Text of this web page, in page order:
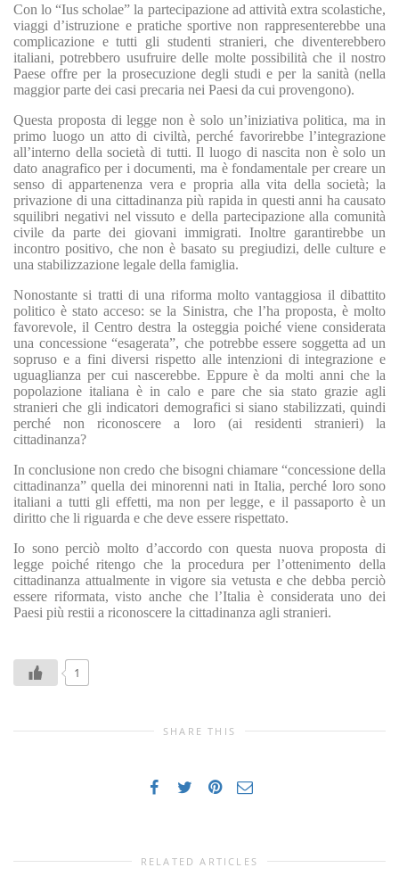
Con lo “Ius scholae” la partecipazione ad attività extra scolastiche,
viaggi d’istruzione e pratiche sportive non rappresenterebbe una
complicazione e tutti gli studenti stranieri, che diventerebbero
italiani, potrebbero usufruire delle molte possibilità che il nostro
Paese offre per la prosecuzione degli studi e per la sanità (nella
maggior parte dei casi precaria nei Paesi da cui provengono).
Questa proposta di legge non è solo un’iniziativa politica, ma in
primo luogo un atto di civiltà, perché favorirebbe l’integrazione
all’interno della società di tutti. Il luogo di nascita non è solo un
dato anagrafico per i documenti, ma è fondamentale per creare un
senso di appartenenza vera e propria alla vita della società; la
privazione di una cittadinanza più rapida in questi anni ha causato
squilibri negativi nel vissuto e della partecipazione alla comunità
civile da parte dei giovani immigrati. Inoltre garantirebbe un
incontro positivo, che non è basato su pregiudizi, delle culture e
una stabilizzazione legale della famiglia.
Nonostante si tratti di una riforma molto vantaggiosa il dibattito
politico è stato acceso: se la Sinistra, che l’ha proposta, è molto
favorevole, il Centro destra la osteggia poiché viene considerata
una concessione “esagerata”, che potrebbe essere soggetta ad un
sopruso e a fini diversi rispetto alle intenzioni di integrazione e
uguaglianza per cui nascerebbe. Eppure è da molti anni che la
popolazione italiana è in calo e pare che sia stato grazie agli
stranieri che gli indicatori demografici si siano stabilizzati, quindi
perché non riconoscere a loro (ai residenti stranieri) la
cittadinanza?
In conclusione non credo che bisogni chiamare “concessione della
cittadinanza” quella dei minorenni nati in Italia, perché loro sono
italiani a tutti gli effetti, ma non per legge, e il passaporto è un
diritto che li riguarda e che deve essere rispettato.
Io sono perciò molto d’accordo con questa nuova proposta di
legge poiché ritengo che la procedura per l’ottenimento della
cittadinanza attualmente in vigore sia vetusta e che debba perciò
essere riformata, visto anche che l’Italia è considerata uno dei
Paesi più restii a riconoscere la cittadinanza agli stranieri.
1
SHARE THIS
RELATED ARTICLES